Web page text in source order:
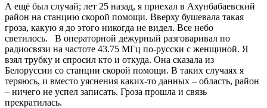
А ещё был случай; лет 25 назад, я приехал в Ахунбабаевский
район на станцию скорой помощи. Вверху бушевала такая
гроза, какую я до этого никогда не видел. Все небо
светилось. В операторной дежурный разговаривал по
радиосвязи на частоте 43.75 МГц по-русски с женщиной. Я
взял трубку и спросил кто и откуда. Она сказала из
Белоруссии со станции скорой помощи. В таких случаях я
теряюсь, и вместо уяснения каких-то данных – область, район
– ничего не успел записать. Гроза прошла и связь
прекратилась.